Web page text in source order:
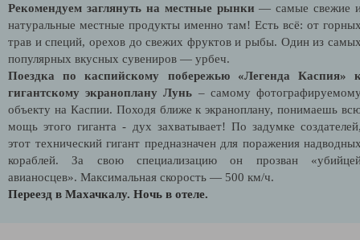
Рекомендуем заглянуть на местные рынки — самые свежие
натуральные местные продукты именно там! Есть всё: от
трав и специй, орехов до свежих фруктов и рыбы. Один из
популярных вкусных сувениров — урбеч.
Поездка по каспийскому побережью «Легенда Каспия»
гигантскому экраноплану Лунь – самому
объекту на Каспии. Походя ближе к экраноплану, понимаешь
мощь этого гиганта - дух захватывает! По задумке
этот технический гигант предназначен для поражения
кораблей. За свою специализацию он прозван
авианосцев». Максимальная скорость — 500 км/ч.
Переезд в Махачкалу. Ночь в отеле.